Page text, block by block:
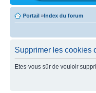
Portail »Index du forum
Supprimer les cookies
Etes-vous sûr de vouloir